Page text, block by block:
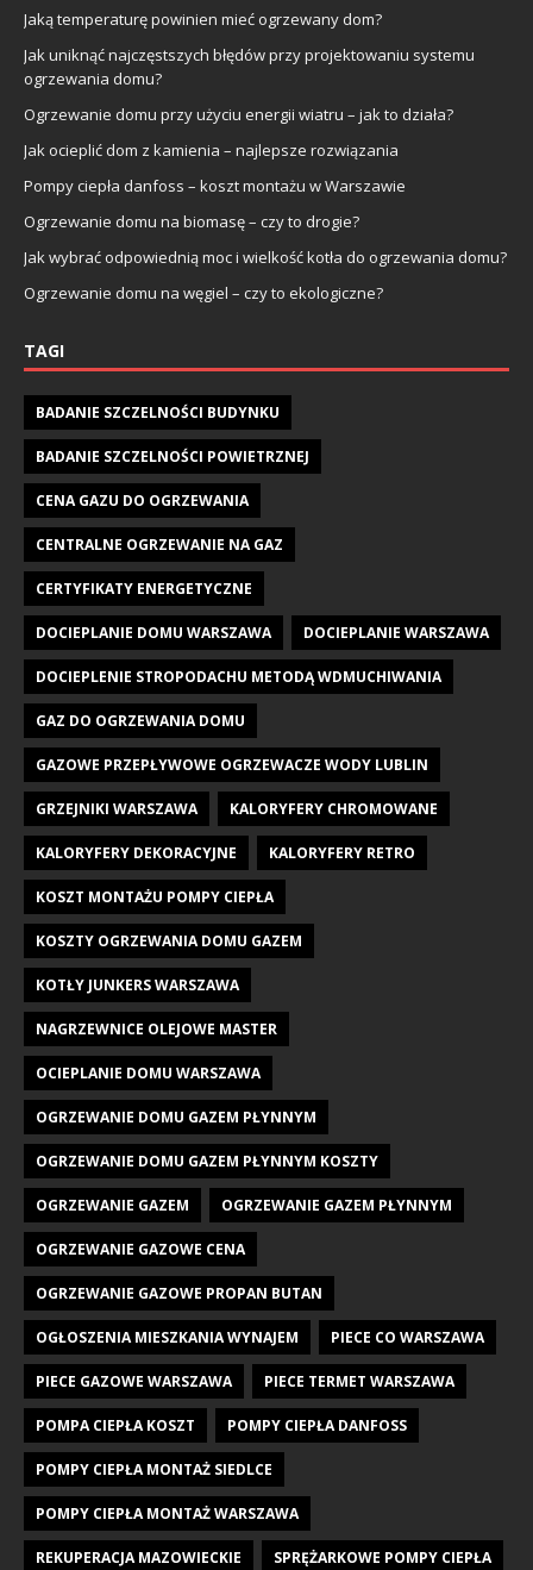
Jaką temperaturę powinien mieć ogrzewany dom?
Jak uniknąć najczęstszych błędów przy projektowaniu systemu
ogrzewania domu?
Ogrzewanie domu przy użyciu energii wiatru – jak to działa?
Jak ocieplić dom z kamienia – najlepsze rozwiązania
Pompy ciepła danfoss – koszt montażu w Warszawie
Ogrzewanie domu na biomasę – czy to drogie?
Jak wybrać odpowiednią moc i wielkość kotła do ogrzewania domu?
Ogrzewanie domu na węgiel – czy to ekologiczne?
TAGI
BADANIE SZCZELNOŚCI BUDYNKU
BADANIE SZCZELNOŚCI POWIETRZNEJ
CENA GAZU DO OGRZEWANIA
CENTRALNE OGRZEWANIE NA GAZ
CERTYFIKATY ENERGETYCZNE
DOCIEPLANIE DOMU WARSZAWA DOCIEPLANIE WARSZAWA
DOCIEPLENIE STROPODACHU METODĄ WDMUCHIWANIA
GAZ DO OGRZEWANIA DOMU
GAZOWE PRZEPŁYWOWE OGRZEWACZE WODY LUBLIN
GRZEJNIKI WARSZAWA KALORYFERY CHROMOWANE
KALORYFERY DEKORACYJNE KALORYFERY RETRO
KOSZT MONTAŻU POMPY CIEPŁA
KOSZTY OGRZEWANIA DOMU GAZEM
KOTŁY JUNKERS WARSZAWA
NAGRZEWNICE OLEJOWE MASTER
OCIEPLANIE DOMU WARSZAWA
OGRZEWANIE DOMU GAZEM PŁYNNYM
OGRZEWANIE DOMU GAZEM PŁYNNYM KOSZTY
OGRZEWANIE GAZEM OGRZEWANIE GAZEM PŁYNNYM
OGRZEWANIE GAZOWE CENA
OGRZEWANIE GAZOWE PROPAN BUTAN
OGŁOSZENIA MIESZKANIA WYNAJEM PIECE CO WARSZAWA
PIECE GAZOWE WARSZAWA PIECE TERMET WARSZAWA
POMPA CIEPŁA KOSZT POMPY CIEPŁA DANFOSS
POMPY CIEPŁA MONTAŻ SIEDLCE
POMPY CIEPŁA MONTAŻ WARSZAWA
REKUPERACJA MAZOWIECKIE SPRĘŻARKOWE POMPY CIEPŁA